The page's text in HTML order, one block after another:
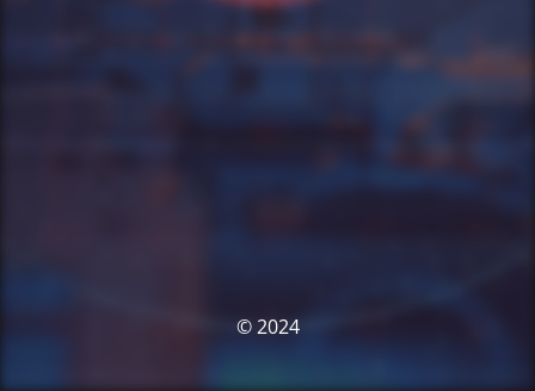
© 2024